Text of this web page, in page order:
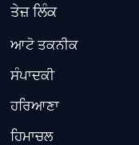
ਤੇਜ਼ ਲਿੰਕ
ਆਟੋ ਤਕਨੀਕ
ਸੰਪਾਦਕੀ
ਹਰਿਆਣਾ
ਹਿਮਾਚਲ